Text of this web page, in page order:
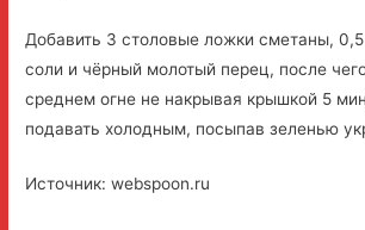
Добавить 3 столовые ложки сметаны,
соли и чёрный молотый перец, после
среднем огне не накрывая крышкой 5
подавать холодным, посыпав зеленью
Источник: webspoon.ru